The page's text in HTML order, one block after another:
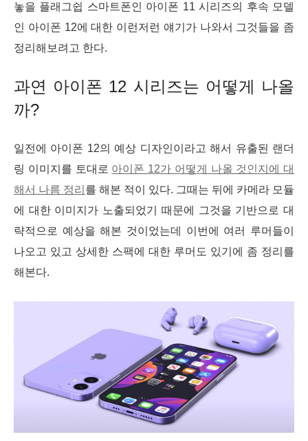
놓을 플래그쉽 스마트폰인 아이폰 11 시리즈의 후속 모델
인 아이폰 12에 대한 이런저런 얘기가 나와서 그것들을 좀
정리해보려고 한다.
과연 아이폰 12 시리즈는 어떻게 나올
까?
일전에 아이폰 12의 예상 디자인이라고 해서 유출된 랜더
링 이미지를 토대로 아이폰 12가 어떻게 나올 것인지에 대
해서 나름 정리 를 해본 적이 있다. 그때는 뒤에 카메라 모듈
에 대한 이미지가 노출되었기 때문에 그것을 기반으로 대
략적으로 예상을 해본 것이었는데 이번에 여러 루머들이
나오고 있고 상세한 스팩에 대한 루머도 있기에 좀 정리를
해본다.